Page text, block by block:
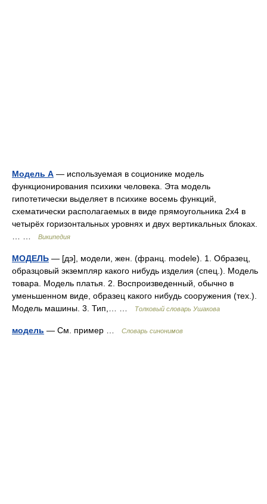
Модель А — используемая в соционике модель
функционирования психики человека. Эта модель
гипотетически выделяет в психике восемь функций,
схематически располагаемых в виде прямоугольника 2х4 в
четырёх горизонтальных уровнях и двух вертикальных блоках.
Википедия
МОДЕЛЬ — [дэ], модели, жен. (франц. modele). 1. Образец,
образцовый экземпляр какого нибудь изделия (спец.). Модель
товара. Модель платья. 2. Воспроизведенный, обычно в
уменьшенном виде, образец какого нибудь сооружения (тех.).
Модель машины. 3. Тип,… …
Толковый словарь Ушакова
модель — См. пример … Словарь синонимов